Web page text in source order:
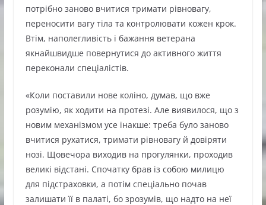
потрібно заново вчитися тримати рівновагу,
переносити вагу тіла та контролювати кожен крок.
Втім, наполегливість і бажання ветерана
якнайшвидше повернутися до активного життя
переконали спеціалістів.
«Коли поставили нове коліно, думав, що вже
розумію, як ходити на протезі. Але виявилося, що з
новим механізмом усе інакше: треба було заново
вчитися рухатися, тримати рівновагу й довіряти
нозі. Щовечора виходив на прогулянки, проходив
великі відстані. Спочатку брав із собою милицю
для підстраховки, а потім спеціально почав
залишати її в палаті, бо зрозумів, що надто на неї